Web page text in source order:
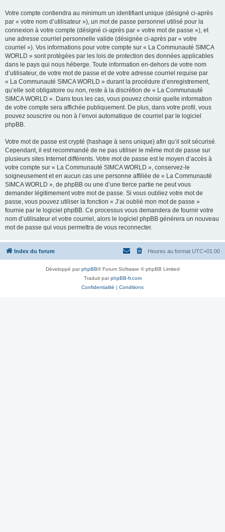
Votre compte contiendra au minimum un identifiant unique (désigné ci-après
par « votre nom d’utilisateur »), un mot de passe personnel utilisé pour la
connexion à votre compte (désigné ci-après par « votre mot de passe »), et
une adresse courriel personnelle valide (désignée ci-après par « votre
courriel »). Vos informations pour votre compte sur « La Communauté SIMCA
WORLD » sont protégées par les lois de protection des données applicables
dans le pays qui nous héberge. Toute information en-dehors de votre nom
d’utilisateur, de votre mot de passe et de votre adresse courriel requise par
« La Communauté SIMCA WORLD » durant la procédure d’enregistrement,
qu’elle soit obligatoire ou non, reste à la discrétion de « La Communauté
SIMCA WORLD ». Dans tous les cas, vous pouvez choisir quelle information
de votre compte sera affichée publiquement. De plus, dans votre profil, vous
pouvez souscrire ou non à l’envoi automatique de courriel par le logiciel
phpBB.
Votre mot de passe est crypté (hashage à sens unique) afin qu’il soit sécurisé.
Cependant, il est recommandé de ne pas utiliser le même mot de passe sur
plusieurs sites Internet différents. Votre mot de passe est le moyen d’accès à
votre compte sur « La Communauté SIMCA WORLD », conservez-le
soigneusement et en aucun cas une personne affiliée de « La Communauté
SIMCA WORLD », de phpBB ou une d’une tierce partie ne peut vous
demander légitimement votre mot de passe. Si vous oubliez votre mot de
passe, vous pouvez utiliser la fonction « J’ai oublié mon mot de passe »
fournie par le logiciel phpBB. Ce processus vous demandera de fournir votre
nom d’utilisateur et votre courriel, alors le logiciel phpBB générera un nouveau
mot de passe qui vous permettra de vous reconnecter.
Index du forum Heures au format UTC+01:00
Développé parphpBB® Forum Software © phpBB Limited
Traduit parphpBB-fr.com
Confidentialité | Conditions